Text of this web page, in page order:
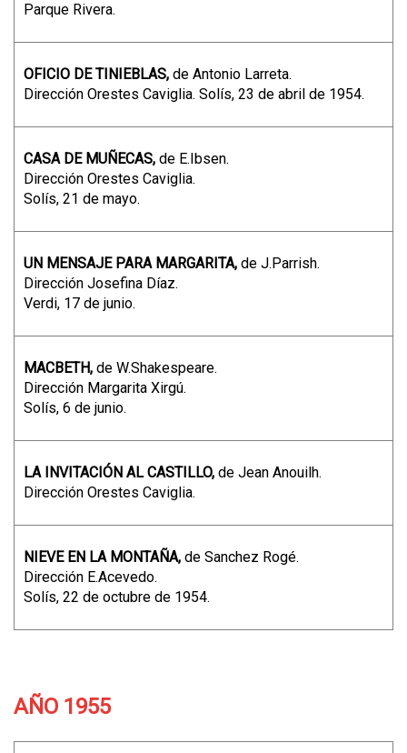
Parque Rivera.
OFICIO DE TINIEBLAS, de Antonio Larreta.
Dirección Orestes Caviglia. Solís, 23 de abril de 1954.
CASA DE MUÑECAS, de E.Ibsen.
Dirección Orestes Caviglia.
Solís, 21 de mayo.
UN MENSAJE PARA MARGARITA, de J.Parrish.
Dirección Josefina Díaz.
Verdi, 17 de junio.
MACBETH, de W.Shakespeare.
Dirección Margarita Xirgú.
Solís, 6 de junio.
LA INVITACIÓN AL CASTILLO, de Jean Anouilh.
Dirección Orestes Caviglia.
NIEVE EN LA MONTAÑA, de Sanchez Rogé.
Dirección E.Acevedo.
Solís, 22 de octubre de 1954.
AÑO 1955